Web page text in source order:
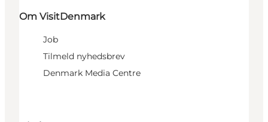
Om VisitDenmark
Job
Tilmeld nyhedsbrev
Denmark Media Centre